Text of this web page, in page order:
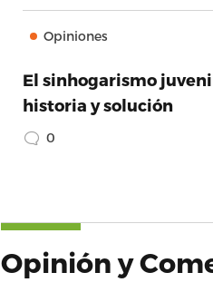
Opiniones
El sinhogarismo
historia y solución
0
Opinión y